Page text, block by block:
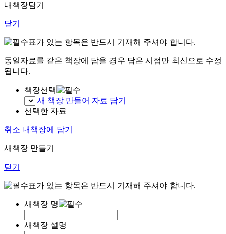
내책장담기
닫기
표가 있는 항목은 반드시 기재해 주셔야 합니다.
동일자료를 같은 책장에 담을 경우 담은 시점만 최신으로 수정
됩니다.
책장선택
새 책장 만들어 자료 담기
선택한 자료
취소 내책장에 담기
새책장 만들기
닫기
표가 있는 항목은 반드시 기재해 주셔야 합니다.
새책장 명
새책장 설명